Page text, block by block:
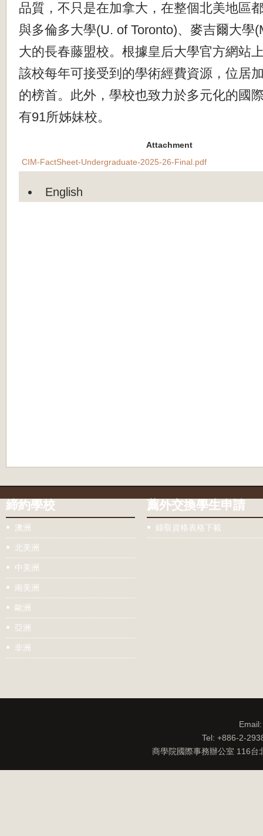
品質，不只是在加拿大，在整個北美地區
與多倫多大學(U. of Toronto)、麥吉爾大學
大的長春藤盟校。根據皇后大學官方網站
該校每年可接受到的學術經費資源，位居
的榜首。此外，學校也致力於多元化的國
有91所姊妹校。
Attachment
CIM-FactSheet-Undergraduate-2025-26-Final.pdf
English
締約學校
澳洲
北美洲
中美洲
南美洲
歐洲
亞洲
非洲
薦外交換學生申請
錄取資格表格下載
Tel: +886-2-
商學院國際事務辦公室 116台